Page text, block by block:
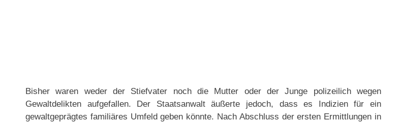
Bisher waren weder der Stiefvater noch die Mutter oder der Junge polizeilich wegen
Gewaltdelikten aufgefallen. Der Staatsanwalt äußerte jedoch, dass es Indizien für ein
gewaltgeprägtes familiäres Umfeld geben könnte. Nach Abschluss der ersten Ermittlungen in